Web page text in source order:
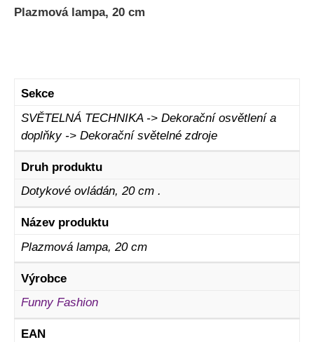
Plazmová lampa, 20 cm
Sekce
SVĚTELNÁ TECHNIKA -> Dekorační osvětlení a
doplňky -> Dekorační světelné zdroje
Druh produktu
Dotykové ovládán, 20 cm .
Název produktu
Plazmová lampa, 20 cm
Výrobce
Funny Fashion
EAN